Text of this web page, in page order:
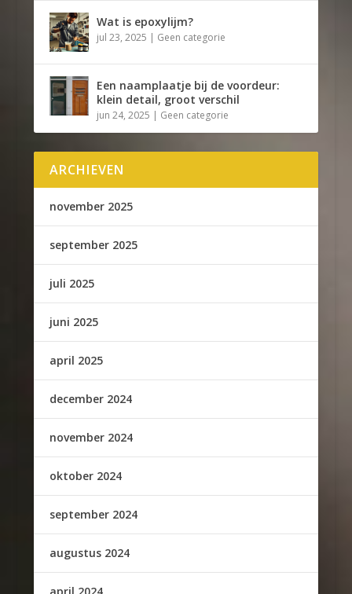
Wat is epoxylijm?
jul 23, 2025 | Geen categorie
Een naamplaatje bij de voordeur:
klein detail, groot verschil
jun 24, 2025 | Geen categorie
ARCHIEVEN
november 2025
september 2025
juli 2025
juni 2025
april 2025
december 2024
november 2024
oktober 2024
september 2024
augustus 2024
april 2024